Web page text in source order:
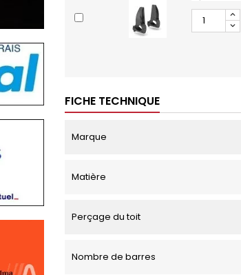
FICHE TECHNIQUE
Marque
Matière
Perçage du toit
Nombre de barres